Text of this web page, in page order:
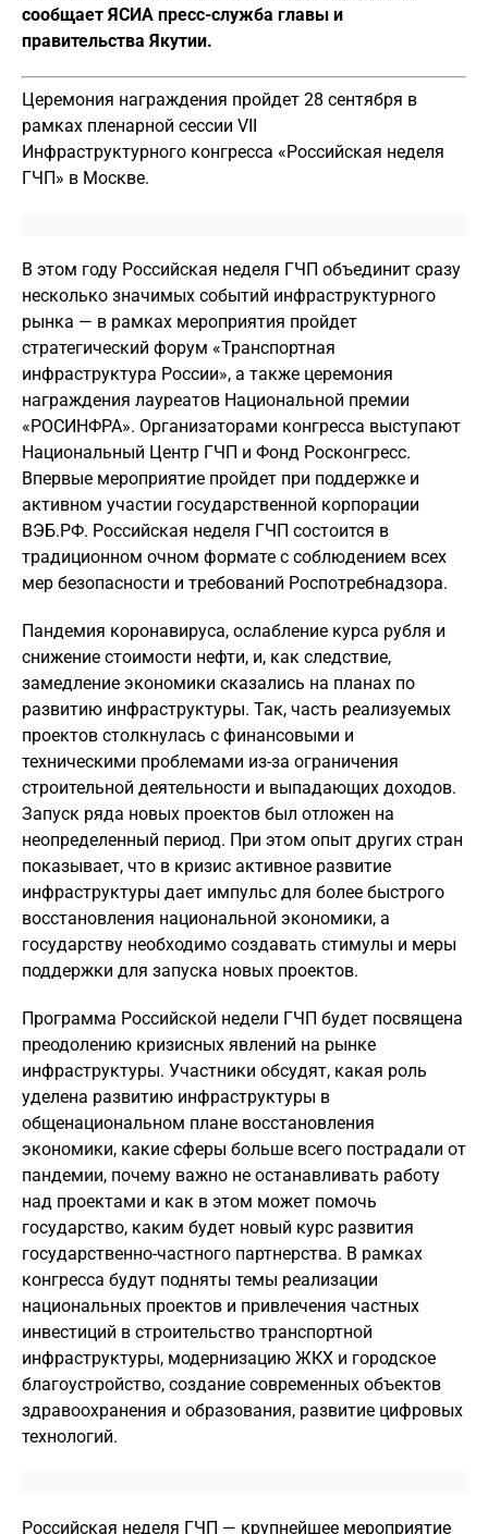
сообщает ЯСИА пресс-служба главы и
правительства Якутии.
Церемония награждения пройдет 28 сентября в
рамках пленарной сессии VII
Инфраструктурного конгресса «Российская неделя
ГЧП» в Москве.
В этом году Российская неделя ГЧП объединит сразу
несколько значимых событий инфраструктурного
рынка — в рамках мероприятия пройдет
стратегический форум «Транспортная
инфраструктура России», а также церемония
награждения лауреатов Национальной премии
«РОСИНФРА». Организаторами конгресса выступают
Национальный Центр ГЧП и Фонд Росконгресс.
Впервые мероприятие пройдет при поддержке и
активном участии государственной корпорации
ВЭБ.РФ. Российская неделя ГЧП состоится в
традиционном очном формате с соблюдением всех
мер безопасности и требований Роспотребнадзора.
Пандемия коронавируса, ослабление курса рубля и
снижение стоимости нефти, и, как следствие,
замедление экономики сказались на планах по
развитию инфраструктуры. Так, часть реализуемых
проектов столкнулась с финансовыми и
техническими проблемами из-за ограничения
строительной деятельности и выпадающих доходов.
Запуск ряда новых проектов был отложен на
неопределенный период. При этом опыт других стран
показывает, что в кризис активное развитие
инфраструктуры дает импульс для более быстрого
восстановления национальной экономики, а
государству необходимо создавать стимулы и меры
поддержки для запуска новых проектов.
Программа Российской недели ГЧП будет посвящена
преодолению кризисных явлений на рынке
инфраструктуры. Участники обсудят, какая роль
уделена развитию инфраструктуры в
общенациональном плане восстановления
экономики, какие сферы больше всего пострадали от
пандемии, почему важно не останавливать работу
над проектами и как в этом может помочь
государство, каким будет новый курс развития
государственно-частного партнерства. В рамках
конгресса будут подняты темы реализации
национальных проектов и привлечения частных
инвестиций в строительство транспортной
инфраструктуры, модернизацию ЖКХ и городское
благоустройство, создание современных объектов
здравоохранения и образования, развитие цифровых
технологий.
Российская неделя ГЧП — крупнейшее мероприятие